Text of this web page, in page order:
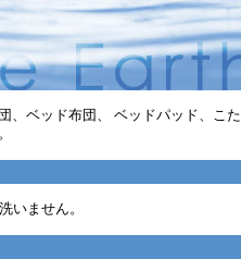
、ベッド布団、 ベッドパッド、こた
いません。